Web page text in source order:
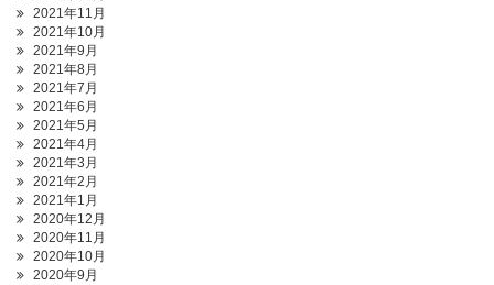
2021年11月
2021年10月
2021年9月
2021年8月
2021年7月
2021年6月
2021年5月
2021年4月
2021年3月
2021年2月
2021年1月
2020年12月
2020年11月
2020年10月
2020年9月